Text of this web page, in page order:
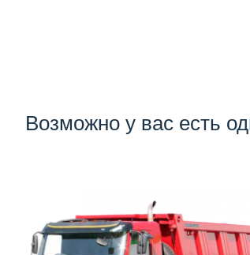
Возможно у вас есть